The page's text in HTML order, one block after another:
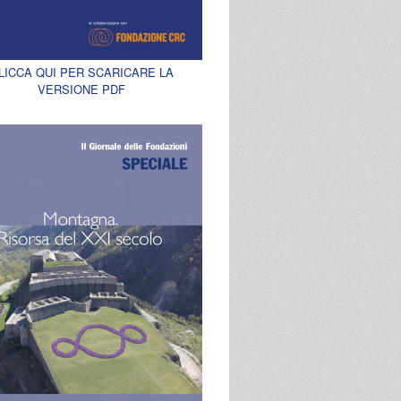
QUI PER SCARICARE LA
VERSIONE PDF